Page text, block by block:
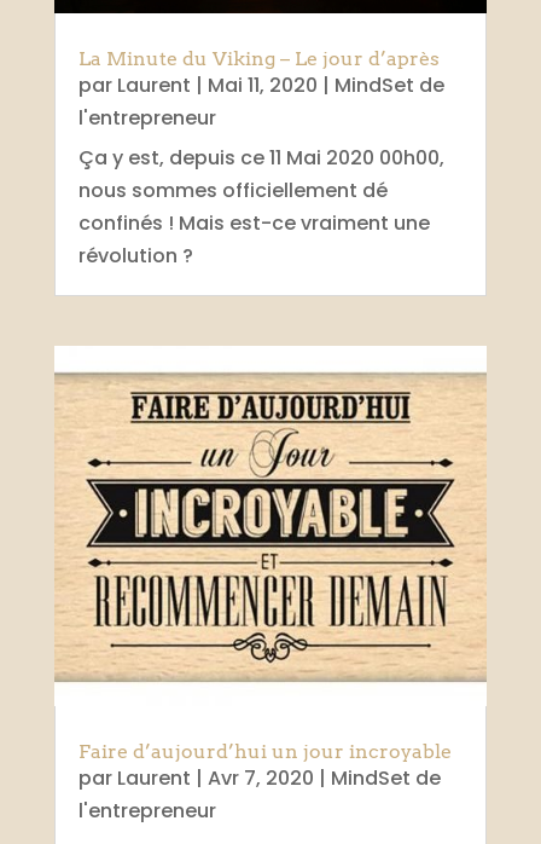
La Minute du Viking – Le jour d’après
par Laurent | Mai 11, 2020 | MindSet de
l'entrepreneur
Ça y est, depuis ce 11 Mai 2020 00h00,
nous sommes officiellement dé
confinés ! Mais est-ce vraiment une
révolution ?
Faire d’aujourd’hui un jour incroyable
par Laurent | Avr 7, 2020 | MindSet de
l'entrepreneur